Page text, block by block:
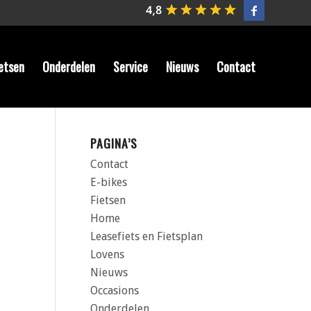
Onderdelen Service Nieuws Contact
PAGINA’S
Contact
E-bikes
Fietsen
Home
Leasefiets en Fietsplan
Lovens
Nieuws
Occasions